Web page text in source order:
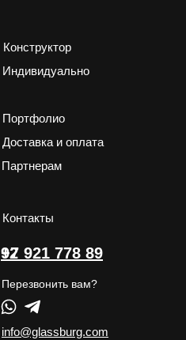
info@glassburg.com
Конструктор
Индивидуально
Портфолио
Доставка и оплата
Партнерам
Контакты
Перезвонить вам?
+7 921 778 89 92